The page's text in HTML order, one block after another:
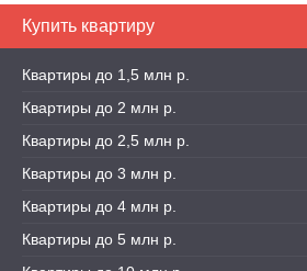
Купить квартиру
Квартиры до 1,5 млн р.
Квартиры до 2 млн р.
Квартиры до 2,5 млн р.
Квартиры до 3 млн р.
Квартиры до 4 млн р.
Квартиры до 5 млн р.